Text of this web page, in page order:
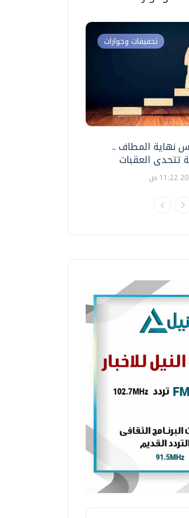
تحقيقات وحوارات
نهاية المطاف ..
العقبات